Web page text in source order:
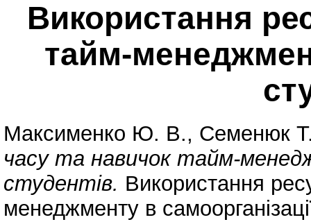
Використання
тайм-
Максименко Ю. В., Семенюк
часу та навичок тайм-
студентів. Використання
менеджменту в